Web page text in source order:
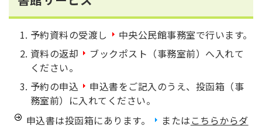
予約資料の受渡し
中央公民館事務室で行います。
資料の返却
ブックポスト（事務室前）へ入れて
ください。
予約の申込
申込書をご記入のうえ、投函箱（事
務室前）に入れてください。
申込書は投函箱にあります。
または こちらからダ